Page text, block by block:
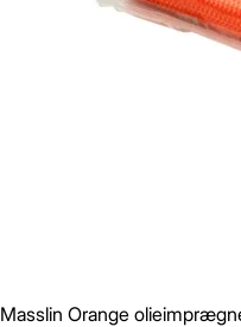
Masslin Orange